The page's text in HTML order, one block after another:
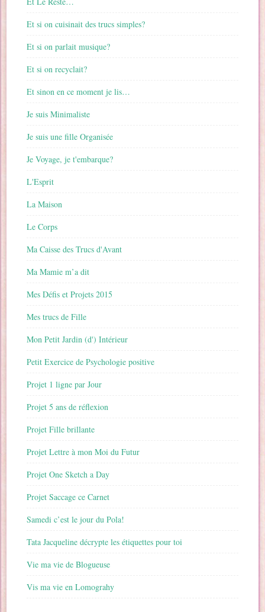
Et si on cuisinait des trucs simples?
Et si on parlait musique?
Et si on recyclait?
Et sinon en ce moment je lis…
Je suis Minimaliste
Je suis une fille Organisée
Je Voyage, je t'embarque?
L'Esprit
La Maison
Le Corps
Ma Caisse des Trucs d'Avant
Ma Mamie m’a dit
Mes Défis et Projets 2015
Mes trucs de Fille
Mon Petit Jardin (d') Intérieur
Petit Exercice de Psychologie positive
Projet 1 ligne par Jour
Projet 5 ans de réflexion
Projet Fille brillante
Projet Lettre à mon Moi du Futur
Projet One Sketch a Day
Projet Saccage ce Carnet
Samedi c’est le jour du Pola!
Tata Jacqueline décrypte les étiquettes pour toi
Vie ma vie de Blogueuse
Vis ma vie en Lomograhy